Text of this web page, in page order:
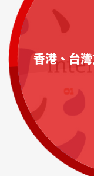
香港、台